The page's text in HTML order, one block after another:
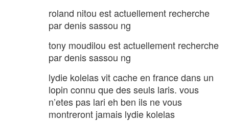
roland nitou est actuellement recherche
par denis sassou ng
tony moudilou est actuellement recherche
par denis sassou ng
lydie kolelas vit cache en france dans un
lopin connu que des seuls laris. vous
n’etes pas lari eh ben ils ne vous
montreront jamais lydie kolelas